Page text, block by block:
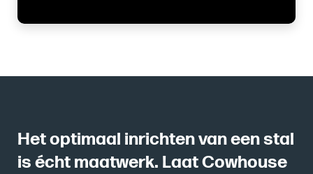
Het optimaal inrichten van een stal
is écht maatwerk. Laat Cowhouse